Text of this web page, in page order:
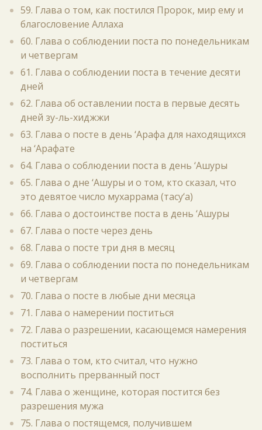
59. Глава о том, как постился Пророк, мир ему и
благословение Аллаха
60. Глава о соблюдении поста по понедельникам
и четвергам
61. Глава о соблюдении поста в течение десяти
дней
62. Глава об оставлении поста в первые десять
дней зу-ль-хиджжи
63. Глава о посте в день ‘Арафа для находящихся
на ‘Арафате
64. Глава о соблюдении поста в день ‘Ашуры
65. Глава о дне ‘Ашуры и о том, кто сказал, что
это девятое число мухаррама (тасу‘а)
66. Глава о достоинстве поста в день ‘Ашуры
67. Глава о посте через день
68. Глава о посте три дня в месяц
69. Глава о соблюдении поста по понедельникам
и четвергам
70. Глава о посте в любые дни месяца
71. Глава о намерении поститься
72. Глава о разрешении, касающемся намерения
поститься
73. Глава о том, кто считал, что нужно
восполнить прерванный пост
74. Глава о женщине, которая постится без
разрешения мужа
75. Глава о постящемся, получившем